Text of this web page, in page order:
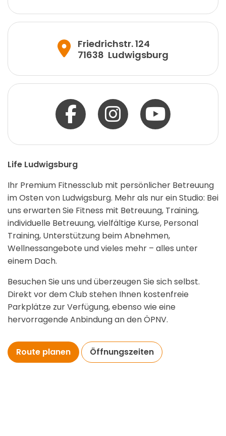
Friedrichstr. 124
71638 Ludwigsburg
Life Ludwigsburg
Ihr Premium Fitnessclub mit persönlicher Betreuung
im Osten von Ludwigsburg. Mehr als nur ein Studio: Bei
uns erwarten Sie Fitness mit Betreuung, Training,
individuelle Betreuung, vielfältige Kurse, Personal
Training, Unterstützung beim Abnehmen,
Wellnessangebote und vieles mehr – alles unter
einem Dach.
Besuchen Sie uns und überzeugen Sie sich selbst.
Direkt vor dem Club stehen Ihnen kostenfreie
Parkplätze zur Verfügung, ebenso wie eine
hervorragende Anbindung an den ÖPNV.
Route planen Öffnungszeiten